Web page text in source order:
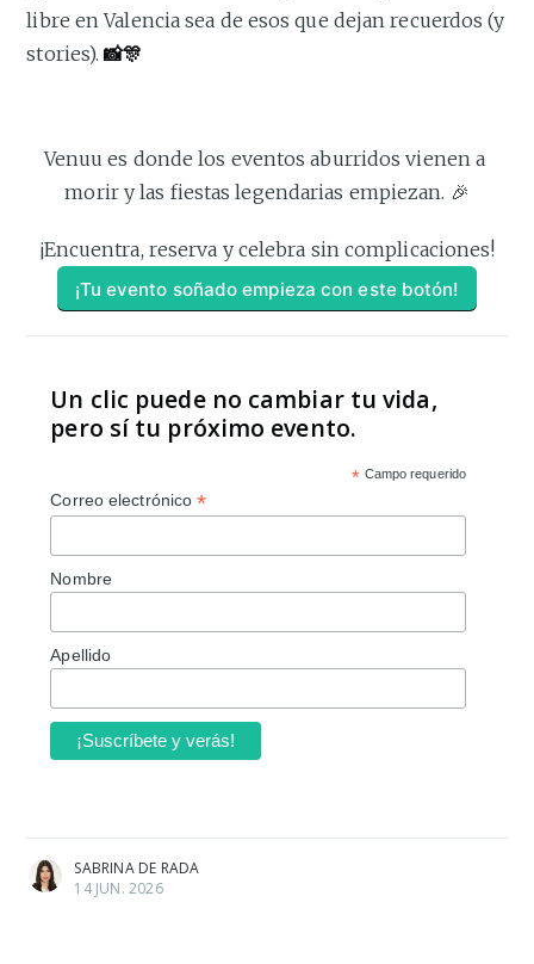
libre en Valencia sea de esos que dejan recuerdos (y
stories).📸🎊
Venuu es donde los eventos aburridos vienen a
morir y las fiestas legendarias empiezan. 🎉
¡Encuentra, reserva y celebra sin complicaciones!
¡Tu evento soñado empieza con este botón!
Un clic puede no cambiar tu vida,
pero sí tu próximo evento.
* Campo requerido
Correo electrónico*
Nombre
Apellido
SABRINA DE RADA
14 JUN. 2026